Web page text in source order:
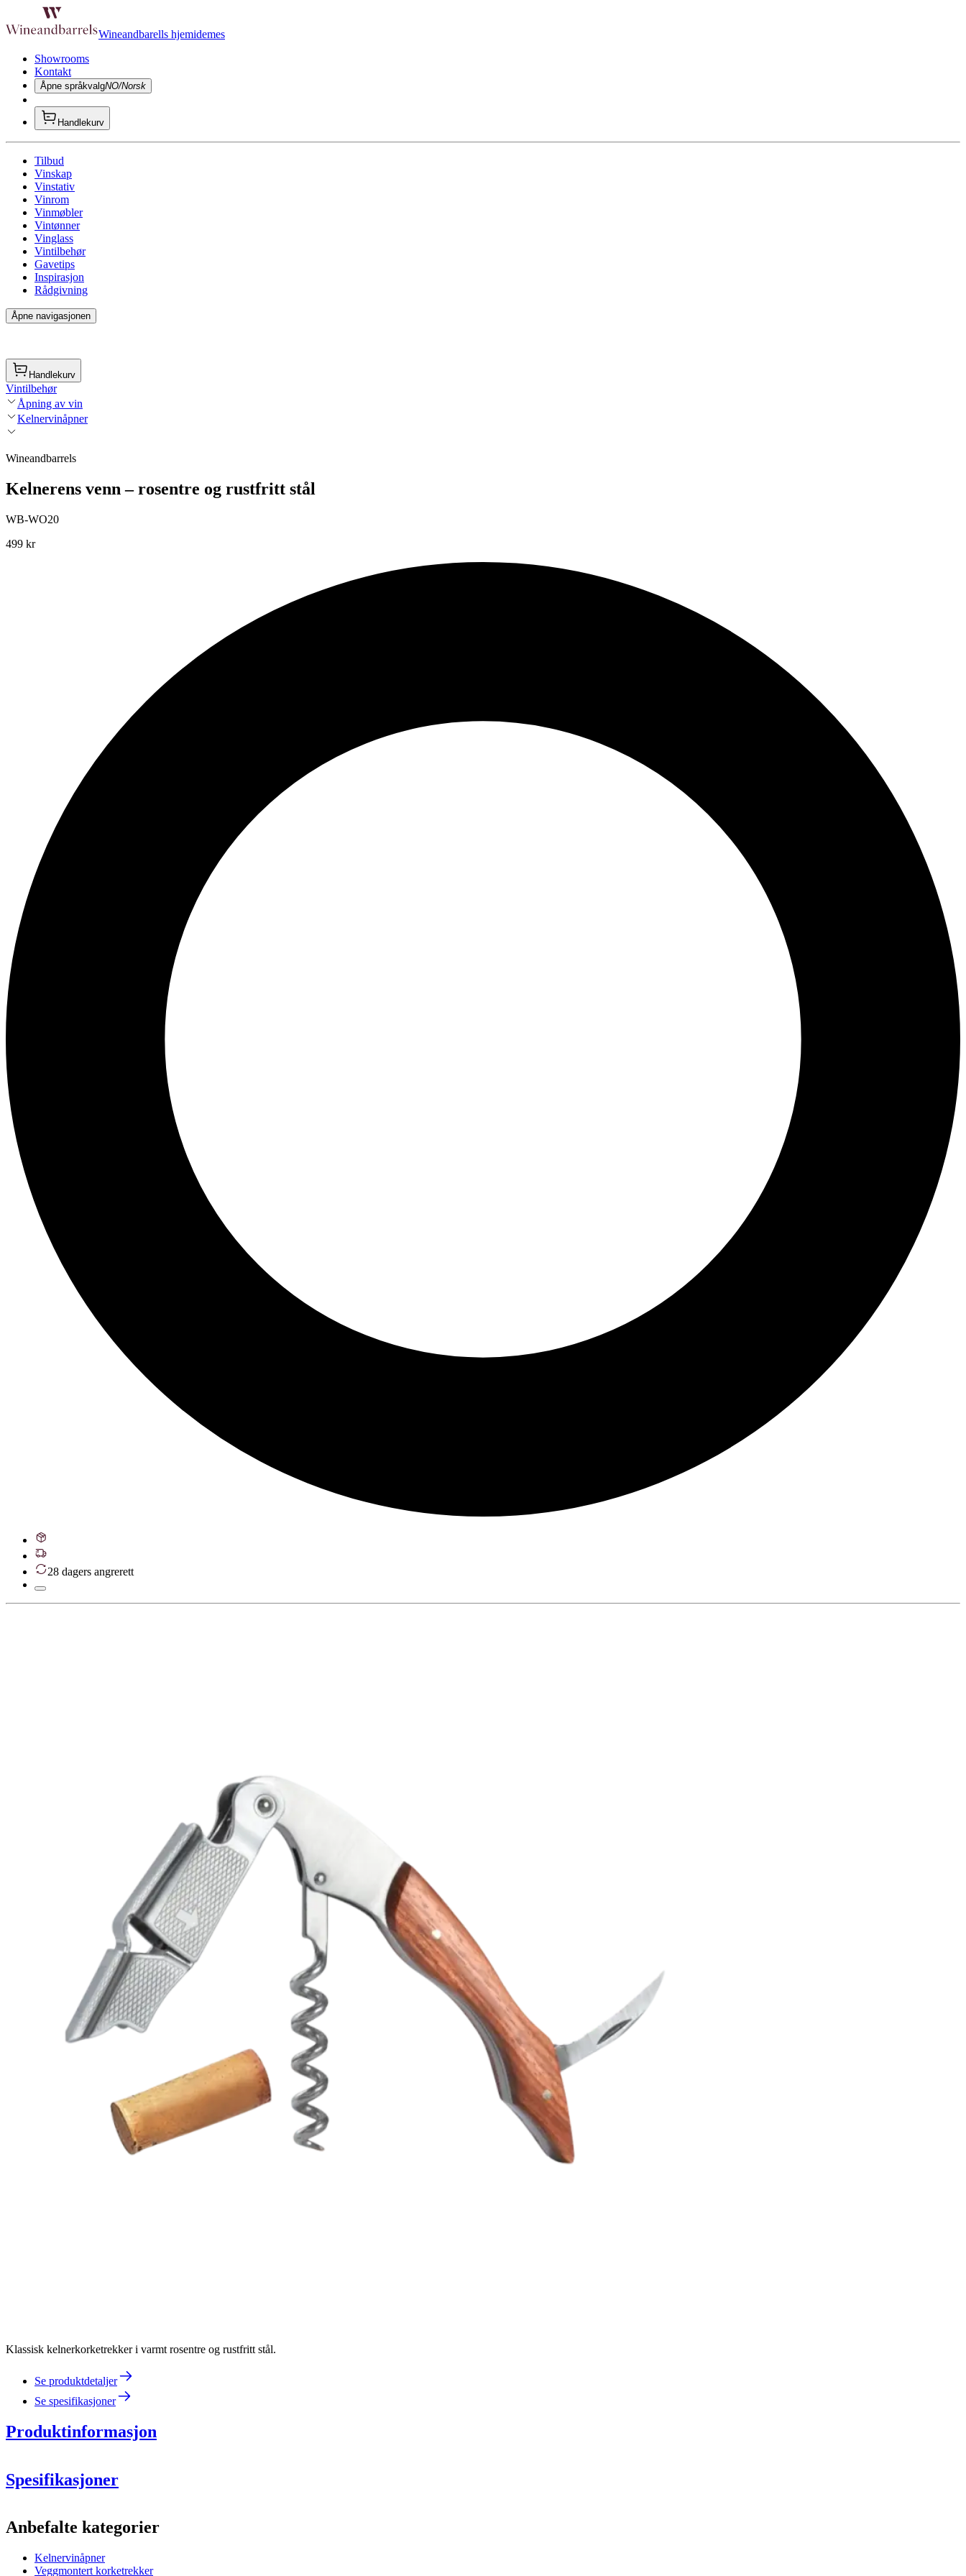
Wineandbarells hjemidemes
Showrooms
Kontakt
Åpne språkvalgNO/Norsk
Handlekurv
Tilbud
Vinskap
Vinstativ
Vinrom
Vinmøbler
Vintønner
Vinglass
Vintilbehør
Gavetips
Inspirasjon
Rådgivning
Åpne navigasjonen
Handlekurv
Vintilbehør
Åpning av vin
Kelnervinåpner
Wineandbarrels
Kelnerens venn – rosentre og rustfritt stål
WB-WO20
499 kr
28 dagers angrerett
Klassisk kelnerkorketrekker i varmt rosentre og rustfritt stål.
Se produktdetaljer
Se spesifikasjoner
Produktinformasjon
Spesifikasjoner
ProduktnummerWB-WO20
Dimensjoner (BxHxD cm)
Anbefalte kategorier
Kelnervinåpner
Veggmontert korketrekker